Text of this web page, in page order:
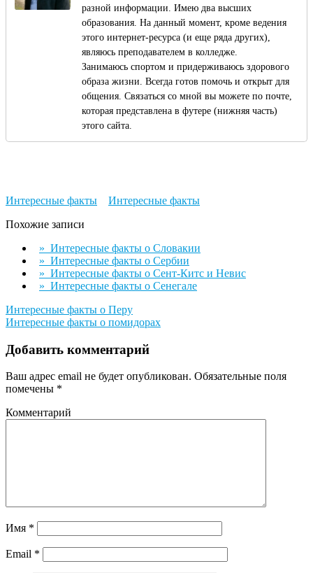
разной информации. Имею два высших
образования. На данный момент, кроме ведения
этого интернет-ресурса (и еще ряда других),
являюсь преподавателем в колледже.
Занимаюсь спортом и придерживаюсь здорового
образа жизни. Всегда готов помочь и открыт для
общения. Связаться со мной вы можете по почте,
которая представлена в футере (нижняя часть)
этого сайта.
Интересные факты
Интересные факты
Похожие записи
» Интересные факты о Словакии
» Интересные факты о Сербии
» Интересные факты о Сент-Китс и Невис
» Интересные факты о Сенегале
Навигация
по
записям
Интересные факты о Перу
Интересные факты о помидорах
Добавить комментарий
Ваш адрес email не будет опубликован. Обязательные поля
помечены *
Комментарий
Имя *
Email *